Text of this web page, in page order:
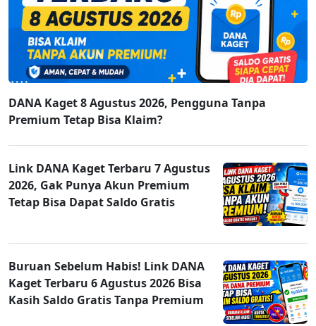
DANA Kaget 8 Agustus 2026, Pengguna Tanpa
Premium Tetap Bisa Klaim?
Link DANA Kaget Terbaru 7 Agustus
2026, Gak Punya Akun Premium
Tetap Bisa Dapat Saldo Gratis
Buruan Sebelum Habis! Link DANA
Kaget Terbaru 6 Agustus 2026 Bisa
Kasih Saldo Gratis Tanpa Premium